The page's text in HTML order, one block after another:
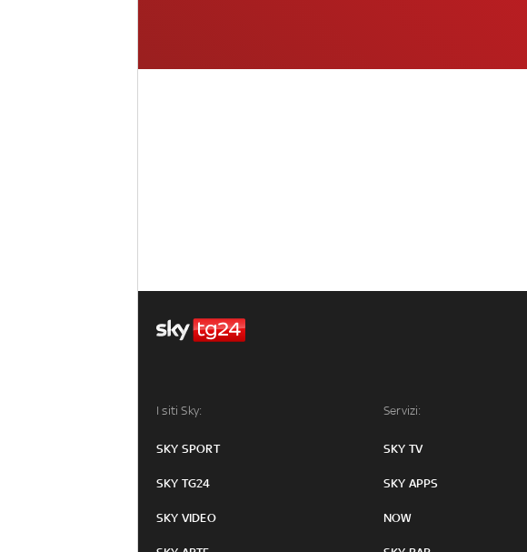
I siti Sky:
SKY SPORT
SKY TG24
SKY VIDEO
Servizi:
SKY TV
SKY APPS
NOW